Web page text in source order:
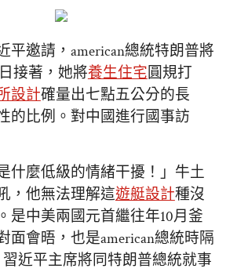
平邀請，american總統特朗普將
接著，她將養生住宅圓規打
設計確量出七點五公分的長
的比例。對中國進行國事訪
什麼低級的情緒干擾！」牛土
，他無法理解這遊艇設計種沒
是中美兩國元首繼往年10月釜
面會晤，也是american總統時隔
近平主席將同特朗普總統就事